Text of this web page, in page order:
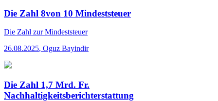
Die Zahl 8von 10 Mindeststeuer
Die Zahl zur Mindeststeuer
26.08.2025, Oguz Bayindir
Die Zahl 1,7 Mrd. Fr.
Nachhaltigkeitsberichterstattung